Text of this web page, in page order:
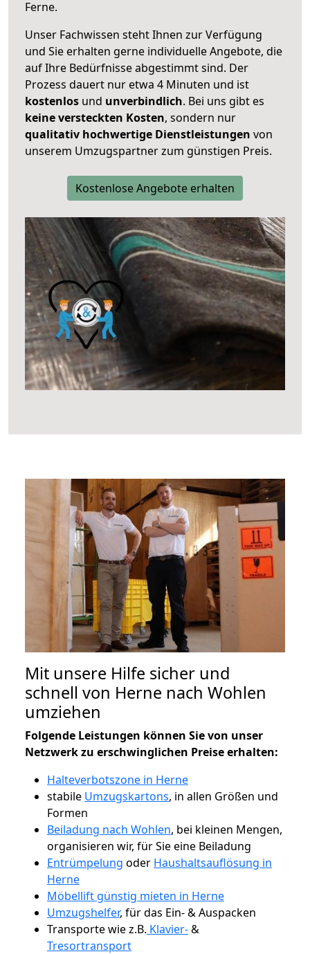
Ferne.
Unser Fachwissen steht Ihnen zur Verfügung
und Sie erhalten gerne individuelle Angebote, die
auf Ihre Bedürfnisse abgestimmt sind. Der
Prozess dauert nur etwa 4 Minuten und ist
kostenlos und unverbindlich. Bei uns gibt es
keine versteckten Kosten, sondern nur
qualitativ hochwertige Dienstleistungen von
unserem Umzugspartner zum günstigen Preis.
Kostenlose Angebote erhalten
Mit unsere Hilfe sicher und
schnell von Herne nach Wohlen
umziehen
Folgende Leistungen können Sie von unser
Netzwerk zu erschwinglichen Preise erhalten:
Halteverbotszone in Herne
stabile Umzugskartons, in allen Größen und
Formen
Beiladung nach Wohlen, bei kleinen Mengen,
organisieren wir, für Sie eine Beiladung
Entrümpelung oder Haushaltsauflösung in
Herne
Möbellift günstig mieten in Herne
Umzugshelfer, für das Ein- & Auspacken
Transporte wie z.B. Klavier-&
Tresortransport